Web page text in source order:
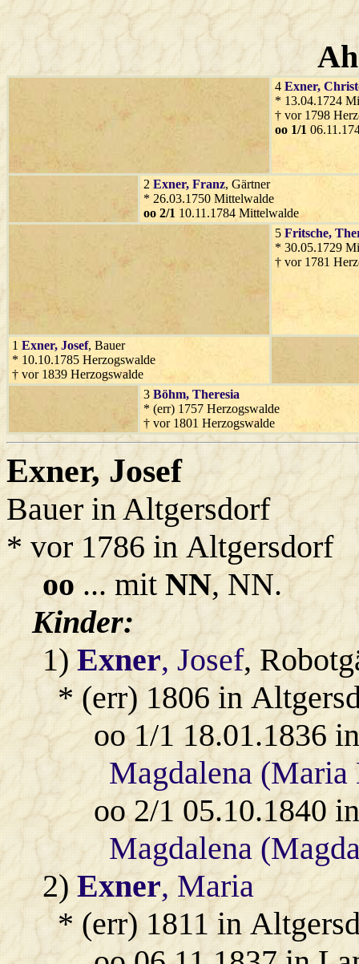
4 Exner,
* 13.04.1724
† vor 1798
oo 1/1
2 Exner, Franz, Gärtner
* 26.03.1750 Mittelwalde
oo 2/1 10.11.1784 Mittelwalde
5 Fritsche,
* 30.05.1729
† vor 1781
1 Exner, Josef, Bauer
* 10.10.1785 Herzogswalde
† vor 1839 Herzogswalde
3 Böhm, Theresia
* (err) 1757 Herzogswalde
† vor 1801 Herzogswalde
Exner, Josef
Bauer in Altgersdorf
* vor 1786 in Altgersdorf
oo... mitNN, NN.
Kinder:
1)Exner, Josef,
* (err) 1806 in
oo 1/1 18.01.1836
Magdalena (Maria
oo 2/1 05.10.1840
Magdalena
2)Exner, Maria
* (err) 1811 in